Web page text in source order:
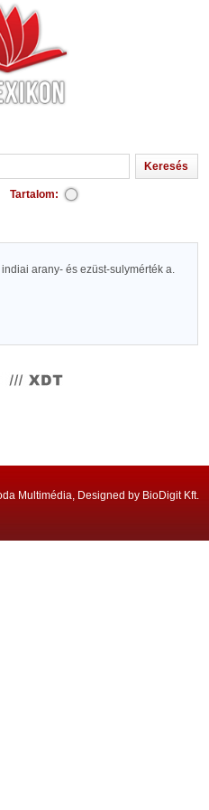
Tartalom:
arany- és ezüst-sulymérték a.
Multimédia, Designed by BioDigit Kft.